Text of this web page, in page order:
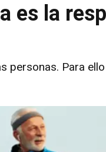
es la
personas. Para